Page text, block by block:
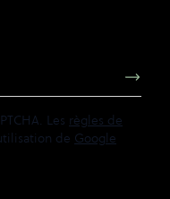
Les règles de
de Google